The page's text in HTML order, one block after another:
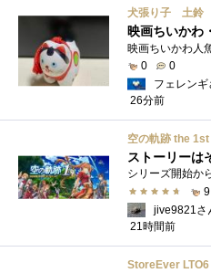
犬張り子 土鈴
0
0
フェレンギ
26分前
空の軌跡 the
9
jive9821さ
21時間前